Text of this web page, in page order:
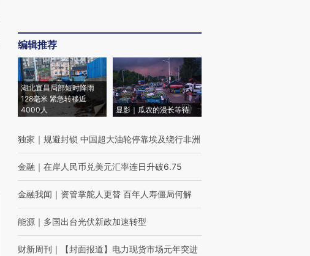
编辑推荐
湖北宜昌局部短时降雨
128毫米 紧急转移近
4000人
显影｜瓜农的漫长等待
独家 ｜ 规避封锁 中国超大油轮停靠埃及绕行非洲
金融 ｜ 在岸人民币兑美元汇率连日升破6.75
金融我闻 ｜ 资管掌舵人更替 百年人寿僵局何解
能源 ｜ 多国出台光伏新政加速转型
财新周刊 ｜ 【封面报道】电力现货市场元年突进